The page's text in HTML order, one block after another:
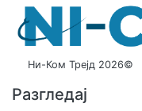
Ни-Ком Трејд 2026©
Разгледај